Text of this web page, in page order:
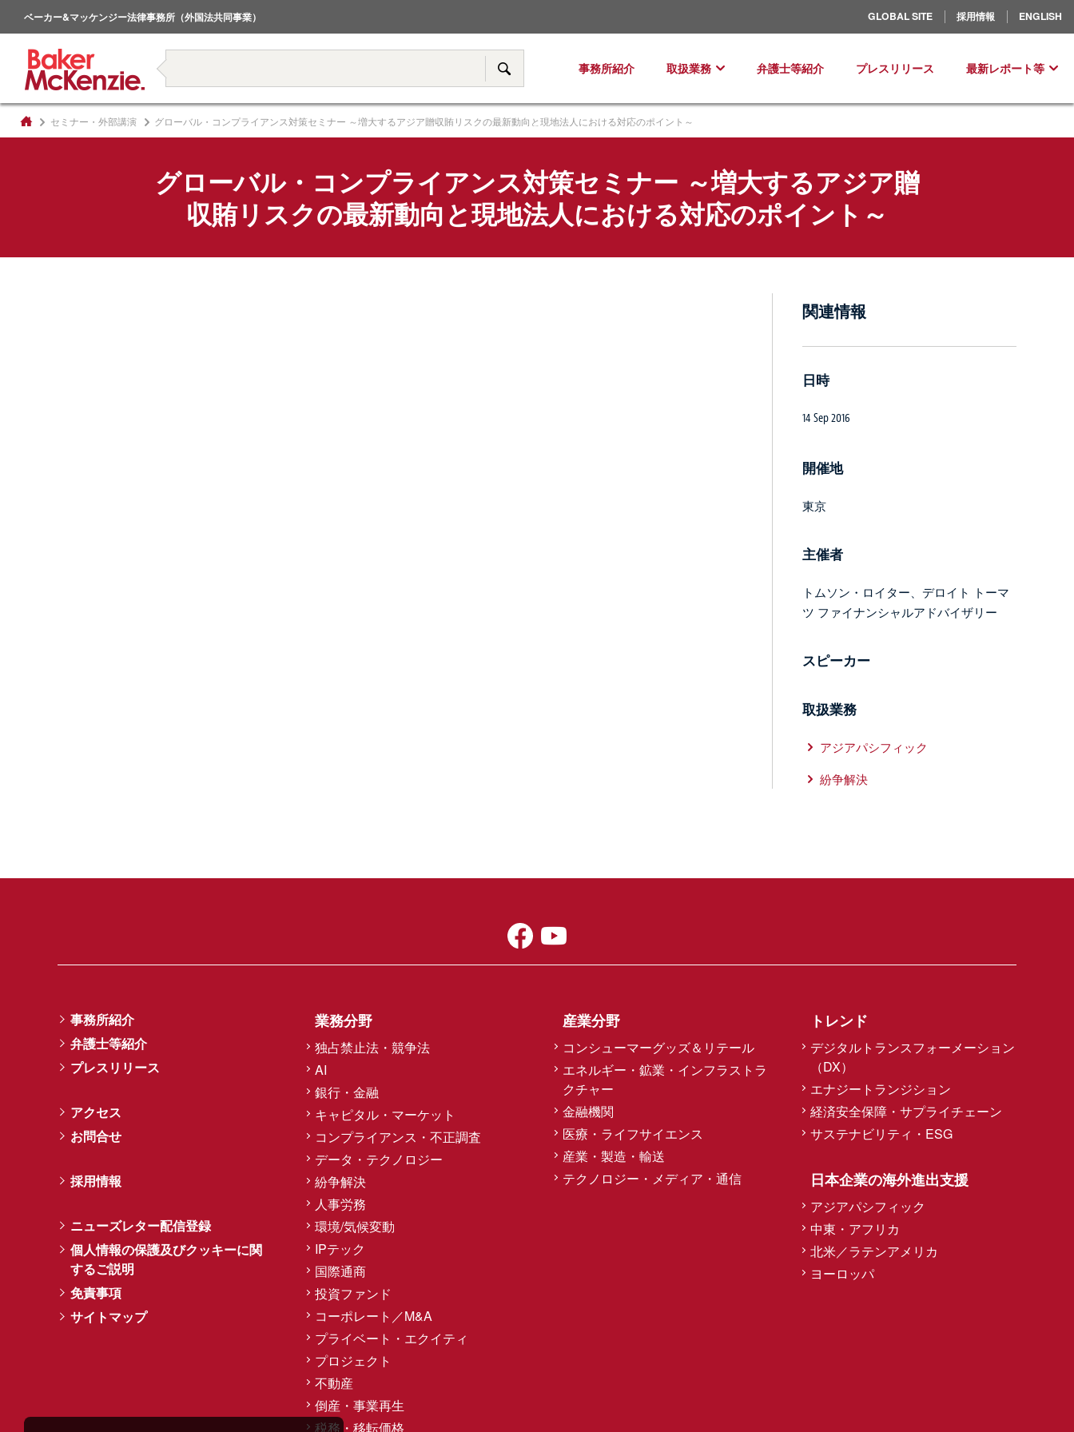
ベーカー&マッケンジー法律事務所（外国法共同事業） GLOBAL SITE 採用情報 ENGLISH
サイト内検索事務所紹介 取扱業務
ヨーロッパ
弁護士等紹介 プレスリリース 最新レポート等
著書
セミナー・外部講演 グローバル・コンプライアンス対策セミナー ～増大するアジア贈収賄リスクの最新動向と現地法人における対応のポイント～
グローバル・コンプライアンス対策セミナー ～増大するアジア贈
収賄リスクの最新動向と現地法人における対応のポイント～
関連情報
日時
14 Sep 2016
開催地
東京
主催者
トムソン・ロイター、デロイト トーマ
ツ ファイナンシャルアドバイザリー
スピーカー
取扱業務
アジアパシフィック
紛争解決
事務所紹介
弁護士等紹介
プレスリリース
アクセス
お問合せ
採用情報
ニューズレター配信登録
個人情報の保護及びクッキーに関
するご説明
免責事項
サイトマップ
業務分野
独占禁止法・競争法
AI
銀行・金融
キャピタル・マーケット
コンプライアンス・不正調査
データ・テクノロジー
紛争解決
人事労務
環境/気候変動
IPテック
国際通商
投資ファンド
コーポレート／M&A
プライベート・エクイティ
プロジェクト
不動産
倒産・事業再生
税務・移転価格
産業分野
コンシューマーグッズ＆リテール
エネルギー・鉱業・インフラストラ
クチャー
金融機関
医療・ライフサイエンス
産業・製造・輸送
テクノロジー・メディア・通信
トレンド
デジタルトランスフォーメーション
（DX）
エナジートランジション
経済安全保障・サプライチェーン
サステナビリティ・ESG
日本企業の海外進出支援
アジアパシフィック
中東・アフリカ
北米／ラテンアメリカ
ヨーロッパ